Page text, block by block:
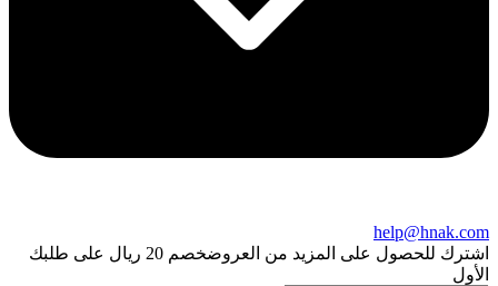
help@hnak.com
اشترك للحصول على المزيد من العروض
خصم 20 ريال على طلبك
الأول